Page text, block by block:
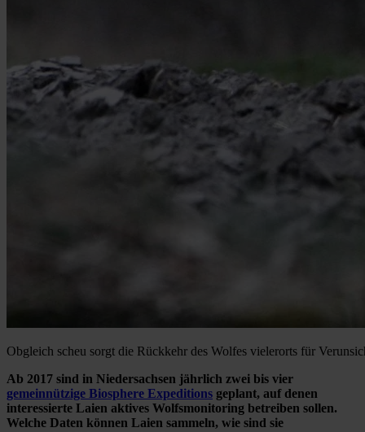
Obgleich scheu sorgt die Rückkehr des Wolfes vielerorts für
Ab 2017 sind in Niedersachsen jährlich zwei bis vier
gemeinnützige Biosphere Expeditions geplant, auf denen
interessierte Laien aktives Wolfsmonitoring betreiben sollen.
Welche Daten können Laien sammeln, wie sind sie